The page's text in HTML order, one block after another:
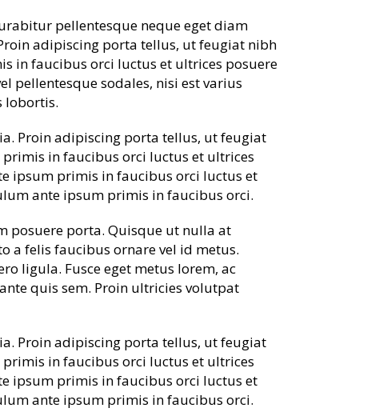
pellentesque neque eget diam
adipiscing porta tellus, ut feugiat nibh
in faucibus orci luctus et ultrices posuere
pellentesque sodales, nisi est varius
lobortis.
Proin adipiscing porta tellus, ut feugiat
in faucibus orci luctus et ultrices
ipsum primis in faucibus orci luctus et
ante ipsum primis in faucibus orci.
posuere porta. Quisque ut nulla at
a felis faucibus ornare vel id metus.
ligula. Fusce eget metus lorem, ac
quis sem. Proin ultricies volutpat
Proin adipiscing porta tellus, ut feugiat
in faucibus orci luctus et ultrices
ipsum primis in faucibus orci luctus et
ante ipsum primis in faucibus orci.